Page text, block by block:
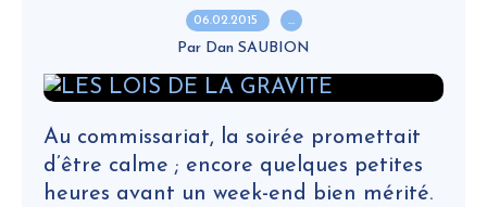
06.02.2015 …
Par Dan SAUBION
Au commissariat, la soirée promettait
d’être calme ; encore quelques petites
heures avant un week-end bien mérité.